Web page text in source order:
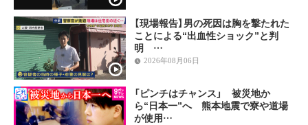
【現場報告】男の死因は胸を撃たれた
ことによる“出血性ショック”と判
明 …
2026年08月06日
「ピンチはチャンス」 被災地か
ら“日本一”へ 熊本地震で寮や道場
が使用…